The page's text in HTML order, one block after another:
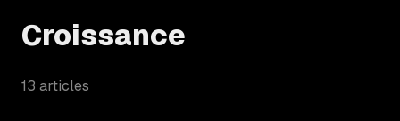
Croissance
13 articles